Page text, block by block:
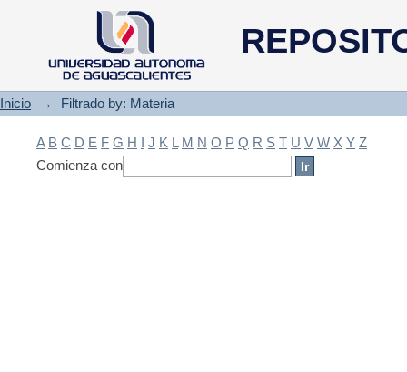
Filtrado by: Materia
Inicio → Filtrado by: Materia
A B C D E F G H I J K L M N O P Q R S T U V W X Y Z
Comienza con